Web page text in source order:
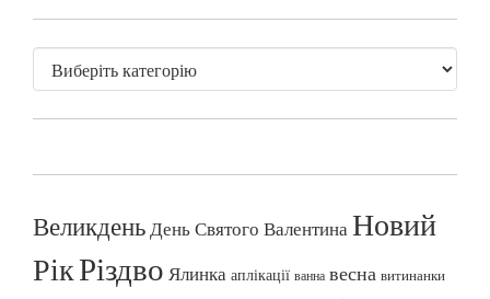
ВеликденьДень Святого ВалентинаНовий
РікРіздво Ялинка аплікації ванна весна витинанки